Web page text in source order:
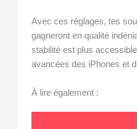
Avec ces réglages, tes
gagneront en qualité
stabilité est plus
avancées des iPhones et
À lire également :